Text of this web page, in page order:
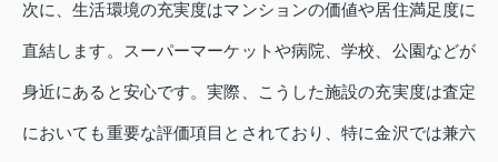
次に、生活環境の充実度はマンションの価値や居住満足度に
直結します。スーパーマーケットや病院、学校、公園などが
身近にあると安心です。実際、こうした施設の充実度は査定
においても重要な評価項目とされており、特に金沢では兼六